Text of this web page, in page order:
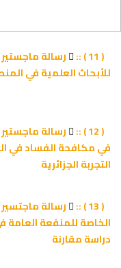
رسالة ماجستير
للأبحاث العلمية في
رسالة ماجستير
في مكافحة الفساد في
التجربة الجزائرية
رسالة ماجتسير
الخاصة للمنفعة العامة
دراسة مقارنة